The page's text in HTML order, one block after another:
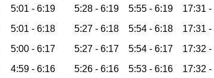
5:01 - 6:19 5:28 - 6:19 5:55 - 6:19 17:31 -
5:01 - 6:18 5:27 - 6:18 5:54 - 6:18 17:31 -
5:00 - 6:17 5:27 - 6:17 5:54 - 6:17 17:32 -
4:59 - 6:16 5:26 - 6:16 5:53 - 6:16 17:32 -